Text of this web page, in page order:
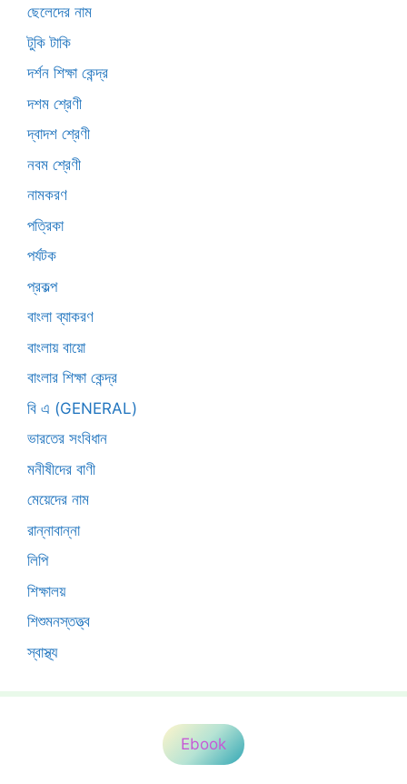
ছেলেদের নাম
টুকি টাকি
দর্শন শিক্ষা কেন্দ্র
দশম শ্রেণী
দ্বাদশ শ্রেণী
নবম শ্রেণী
নামকরণ
পত্রিকা
পর্যটক
প্রকল্প
বাংলা ব্যাকরণ
বাংলায় বায়ো
বাংলার শিক্ষা কেন্দ্র
বি এ (GENERAL)
ভারতের সংবিধান
মনীষীদের বাণী
মেয়েদের নাম
রান্নাবান্না
লিপি
শিক্ষালয়
শিশুমনস্তত্ত্ব
স্বাস্থ্য
Ebook